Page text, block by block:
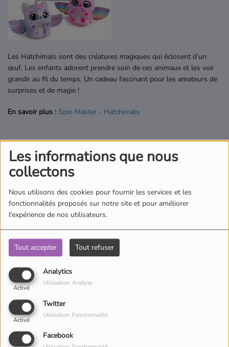
Les informations que nous
collectons
Nous utilisons des cookies pour fournir les services et les
fonctionnalités proposés sur notre site et pour améliorer
l'expérience de nos utilisateurs.
Tout accepter Tout refuser
Analytics
Activé
Utilisation: Analyse
Twitter
Activé
Utilisation: Fonctionnalité
Facebook
Les Hatchimals sont des créatures magiques qui éclosent d’un
œuf. Les enfants adorent prendre soin de ces animaux et les voir
grandir au fil du temps. Un cadeau fascinant pour les amateurs de
surprises et de magie !
En savoir plus : Spin Master - Hatchimals
10. Casting and Painting Harry Potter
– SES Creative
Les fans de Harry Potter vont adorer ce kit qui permet de créer et
de peindre leurs propres figurines du célèbre sorcier et de ses
amis. Une activité manuelle qui allie créativité et passion pour
l’univers magique de Poudlard.